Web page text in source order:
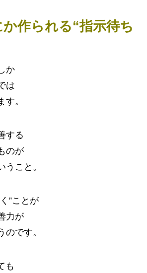
作られる“指示待ち
か
は
す。
する
のが
うこと。
”ことが
力が
のです。
も